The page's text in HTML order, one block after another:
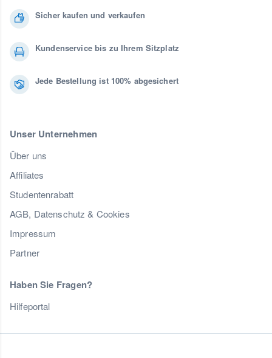
Sicher kaufen und verkaufen
Kundenservice bis zu Ihrem Sitzplatz
Jede Bestellung ist 100% abgesichert
Unser Unternehmen
Über uns
Affiliates
Studentenrabatt
AGB, Datenschutz & Cookies
Impressum
Partner
Haben Sie Fragen?
Hilfeportal